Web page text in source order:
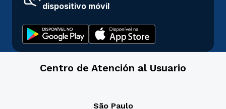
dispositivo móvil
Centro de Atención al Usuario
São Paulo